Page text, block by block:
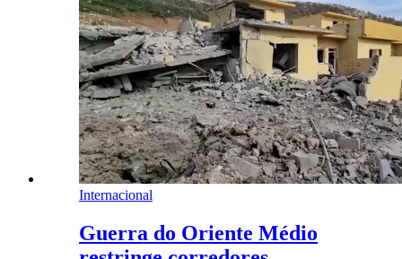
Internacional
Guerra do Oriente Médio